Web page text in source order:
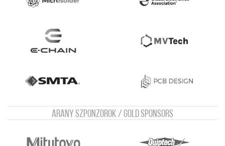
Arany szponzorok / Gold sponsors